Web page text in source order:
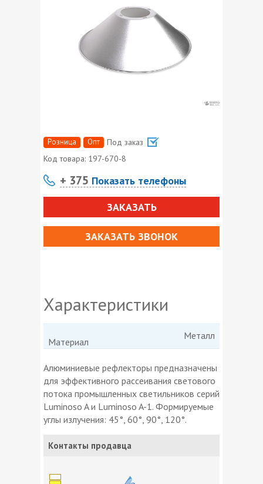
Розница Опт
Под заказ
Код товара: 197-670-8
+ 375 Показать телефоны
ЗАКАЗАТЬ
ЗАКАЗАТЬ ЗВОНОК
Характеристики
Материал
Металл
Алюминиевые рефлекторы предназначены
для эффективного рассеивания светового
потока промышленных светильников серий
Luminoso A и Luminoso A-1. Формируемые
углы излучения: 45°, 60°, 90°, 120°.
Контакты продавца